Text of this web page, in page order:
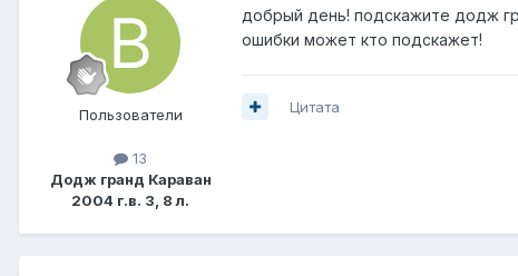
Пользователи
13
Додж гранд Караван
2004 г.в. 3, 8 л.
добрый день! подскажите додж
ошибки может кто подскажет!
Цитата